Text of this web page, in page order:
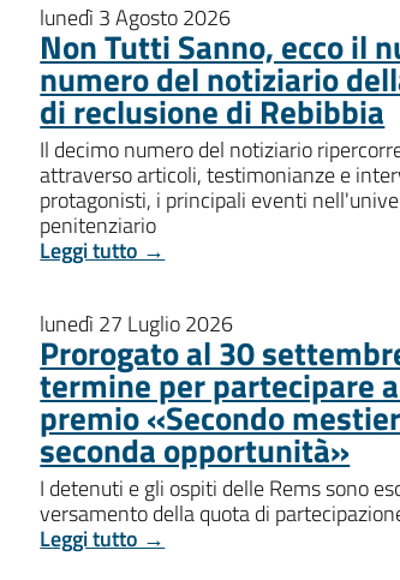
lunedì 3 Agosto 2026
Non Tutti Sanno, ecco il
numero del notiziario
di reclusione di Rebibbia
Il decimo numero del notiziario
attraverso articoli, testimonianze e
protagonisti, i principali eventi
penitenziario
Leggi tutto →
lunedì 27 Luglio 2026
Prorogato al 30
termine per partecipare
premio «Secondo
seconda opportunità»
I detenuti e gli ospiti delle Rems sono
versamento della quota di
Leggi tutto →